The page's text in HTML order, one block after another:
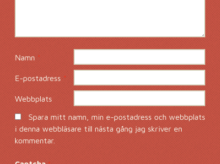
Namn*
E-postadress*
Webbplats
Spara mitt namn, min e-postadress och webbplats
i denna webbläsare till nästa gång jag skriver en
kommentar.